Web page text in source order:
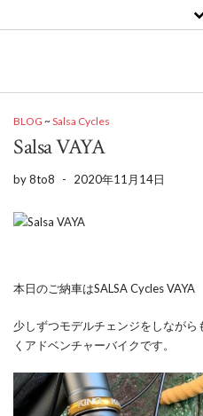
BLOG ~Salsa Cycles
Salsa VAYA
by8to8 - 2020年11月14日
本日のご納車はSALSA Cycles VAYA
少しずつモデルチェンジをしなが
くアドベンチャーバイクです。